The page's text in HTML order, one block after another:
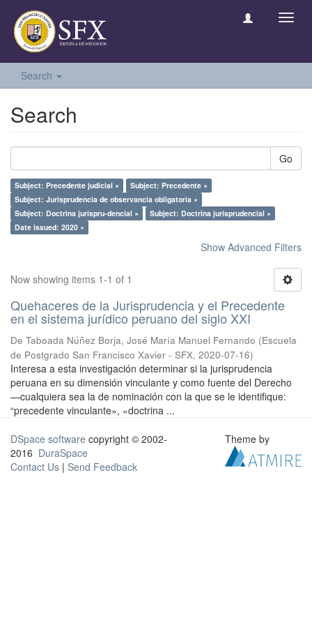
Search
Search
Go
Subject: Precedente judicial ×
Subject: Precedente ×
Subject: Jurisprudencia de observancia obligatoria ×
Subject: Doctrina jurispru-dencial ×
Subject: Doctrina jurisprudencial ×
Date issued: 2020 ×
Show Advanced Filters
Now showing items 1-1 of 1
Quehaceres de la Jurisprudencia y el Precedente
en el sistema jurídico peruano del siglo XXI
De Taboada Núñez Borja, José María Manuel Fernando (Escuela
de Postgrado San Francisco Xavier - SFX, 2020-07-16)
Interesa a esta investigación determinar si la jurisprudencia
peruana en su dimensión vinculante y como fuente del Derecho
—cualquiera sea la de nominación con la que se le identifique:
“precedente vinculante», «doctrina ...
DSpace software copyright © 2002-
2016 DuraSpace
Contact Us | Send Feedback
Theme by